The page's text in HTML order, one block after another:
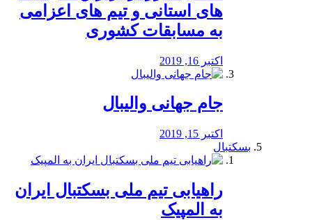
های استانی و تیم های اعزامی
به مسابقات کشوری
اکتبر 16, 2019
جام جهانی والیبال
اکتبر 15, 2019
بسکتبال
راهیابی تیم ملی بسکتبال ایران
به المپیک